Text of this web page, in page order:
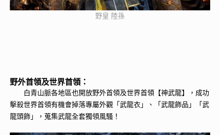
野皇 陸孫
野外首領及世界首領：
白青山脈各地區也開放野外首領及世界首領【神武龍】，成功
擊殺世界首領有機會掉落專屬外觀「武龍衣」、「武龍飾品」「武
龍頭飾」，蒐集武龍全套獨領風騷！